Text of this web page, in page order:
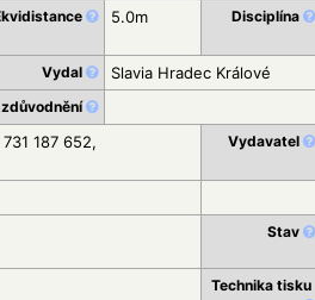
5.0m Disciplína
Vydal Slavia Hradec Králové
zdůvodnění
187 652,
Vydavatel
Stav
Technika tisku